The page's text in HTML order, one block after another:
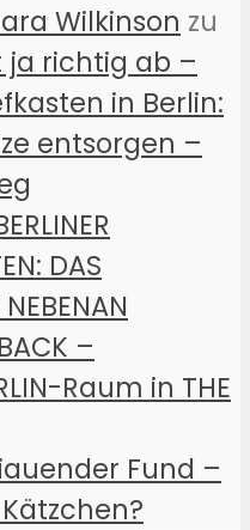
Wilkinson zu
ja richtig ab –
in Berlin:
entsorgen –
DAS
–
Raum in THE
Fund –